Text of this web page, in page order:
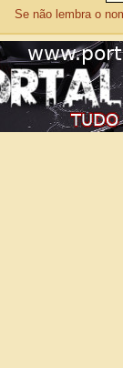
Se não lembra o